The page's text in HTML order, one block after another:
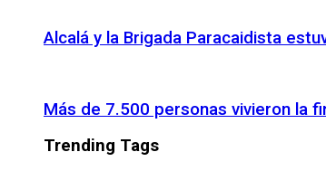
Alcalá y la Brigada Paracaidista
Más de 7.500 personas vivieron la
Trending Tags